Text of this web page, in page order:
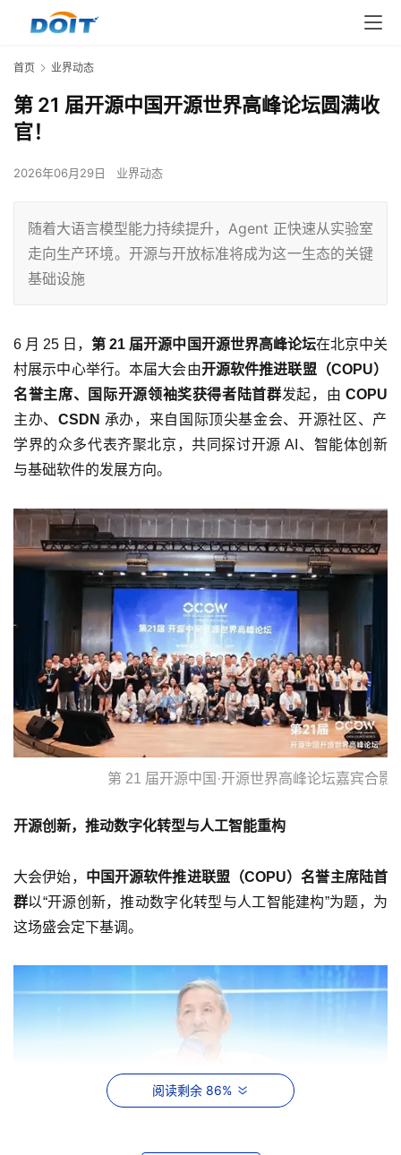
首页 业界动态
第 21 届开源中国开源世界高峰论坛圆满收
官！
2026年06月29日 业界动态
随着大语言模型能力持续提升，Agent 正快速从实验室
走向生产环境。开源与开放标准将成为这一生态的关键
基础设施
6 月 25 日，第 21 届开源中国开源世界高峰论坛在北京中关
村展示中心举行。本届大会由开源软件推进联盟（COPU）
名誉主席、国际开源领袖奖获得者陆首群发起，由COPU
主办、 CSDN 承办，来自国际顶尖基金会、开源社区、产
学界的众多代表齐聚北京，共同探讨开源 AI、智能体创新
与基础软件的发展方向。
第 21 届开源中国·开源世界高峰论坛嘉宾合影
开源创新，推动数字化转型与人工智能重构
大会伊始， 中国开源软件推进联盟（COPU）名誉主席陆首
群以“开源创新，推动数字化转型与人工智能建构”为题，为
这场盛会定下基调。
阅读剩余 86%